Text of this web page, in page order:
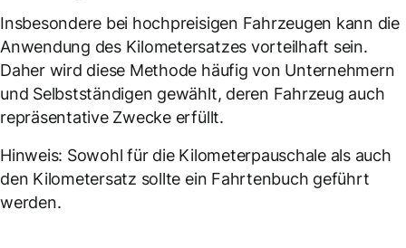
Insbesondere bei hochpreisigen Fahrzeugen kann die
Anwendung des Kilometersatzes vorteilhaft sein.
Daher wird diese Methode häufig von Unternehmern
und Selbstständigen gewählt, deren Fahrzeug auch
repräsentative Zwecke erfüllt.
Hinweis: Sowohl für die Kilometerpauschale als auch
den Kilometersatz sollte ein Fahrtenbuch geführt
werden.